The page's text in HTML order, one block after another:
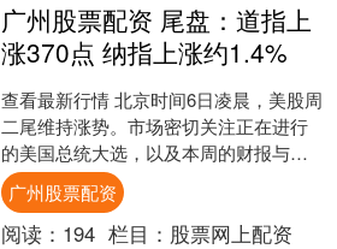
广州股票配资 尾盘：道指上
涨370点 纳指上涨约1.4%
查看最新行情 北京时间6日凌晨，美股周
二尾维持涨势。市场密切关注正在进行
的美国总统大选，以及本周的财报与美
联储货币政策会议。美国10月ISM服务指
数升至56%，....
广州股票配资
阅读： 194 栏目： 股票网上配资